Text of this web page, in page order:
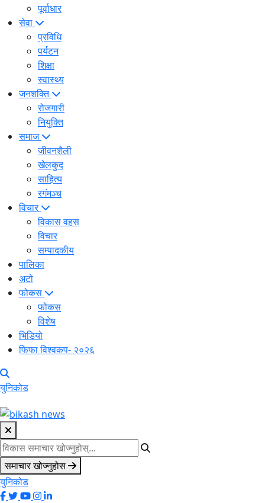
पूर्वाधार
सेवा
प्रविधि
पर्यटन
शिक्षा
स्वास्थ्य
जनशक्ति
रोजगारी
नियुक्ति
समाज
जीवनशैली
खेलकुद
साहित्य
रगंमञ्च
विचार
विकास वहस
विचार
सम्पादकीय
पालिका
अटो
फोकस
फोकस
विशेष
भिडियो
फिफा विश्वकप- २०२६
युनिकोड
समाचार खोज्नुहोस
युनिकोड